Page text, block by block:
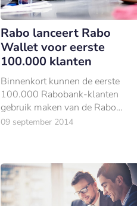
Rabo lanceert Rabo
Wallet voor eerste
100.000 klanten
Binnenkort kunnen de eerste
100.000 Rabobank-klanten
gebruik maken van de Rabo
Wallet.
09 september 2014